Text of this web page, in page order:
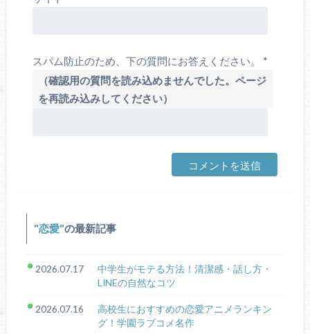
スパム防止のため、下の質問にお答えください。 *
（確認用の質問を読み込めませんでした。ページ
を再読み込みしてください）
恋愛 の最新記事
2026.07.17
中学生がモテる方法！清潔感・話し方・
LINEの自然なコツ
2026.07.16
高校生におすすめの恋愛アニメランキン
グ！学園ラブコメ名作